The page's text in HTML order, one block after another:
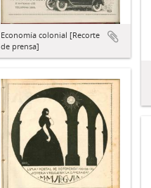
Economía colonial [Recorte
de prensa]